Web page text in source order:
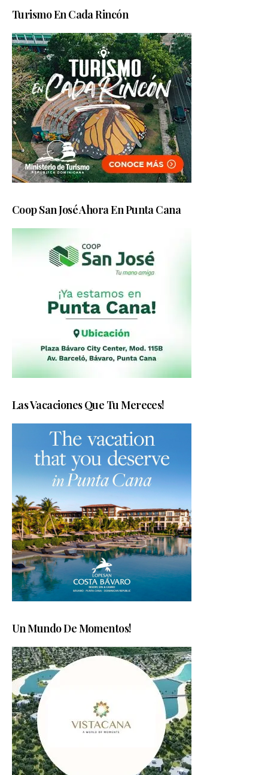
Turismo En Cada Rincón
Coop San José Ahora En Punta Cana
Las Vacaciones Que Tu Mereces!
Un Mundo De Momentos!